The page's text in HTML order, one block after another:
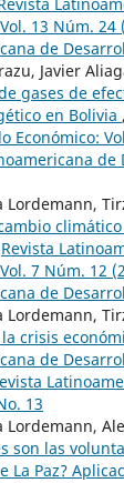
13 Núm. 24
de
Javier
gases de
en Bolivia ,
Económico:
de
Lordemann,
Revista
7 Núm. 12
de
Lordemann,
crisis
de
13
Lordemann,
son las
La Paz?